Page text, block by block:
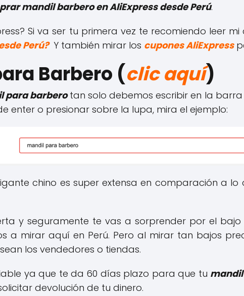
mandil barbero en AliExpress desde Perú.
Si va ser tu primera vez te recomiendo leer
Perú? Y también mirar los cupones AliExpress
Barbero (clic aquí)
para barberotan solo debemos escribir en la
enter o presionar sobre la lupa, mira el ejemplo:
chino es super extensa en comparación a lo
y seguramente te vas a sorprender por el bajo
a mirar aquí en Perú. Pero al mirar tan bajos
los vendedores o tiendas.
ya que te da 60 días plazo para que tu
devolución de tu dinero.